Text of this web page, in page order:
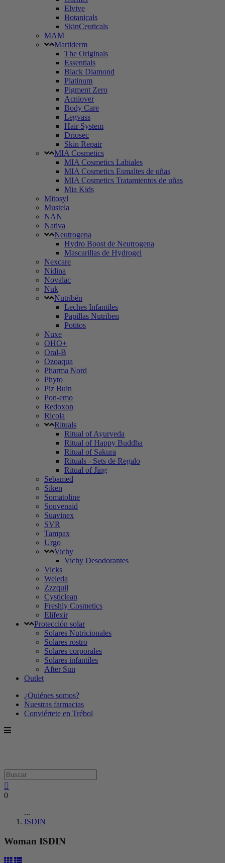
Elvive
Botanicals
SkinCeuticals
MAM
Martiderm
The Originals
Essentials
Black Diamond
Platinum
Pigment Zero
Acniover
Body Care
Legvass
Hair System
Driosec
Skin Repair
MIA Cosmetics
MIA Cosmetics Labiales
MIA Cosmetics Esmaltes de uñas
MIA Cosmetics Tratamientos de uñas
Mia Kids
Mitosyl
Mustela
NAN
Nativa
Neutrogena
Hydro Boost de Neutrogena
Mascarillas de Hydrogel
Nexcare
Nidina
Novalac
Nuk
Nutribén
Leches Infantiles
Papillas Nutriben
Potitos
Nuxe
OHO+
Oral-B
Ozoaqua
Pharma Nord
Phyto
Piz Buin
Pon-emo
Redoxon
Ricola
Rituals
Ritual of Ayurveda
Ritual of Happy Buddha
Ritual of Sakura
Rituals - Sets de Regalo
Ritual of Jing
Sebamed
Siken
Somatoline
Souvenaid
Suavinex
SVR
Tampax
Urgo
Vichy
Vichy Desodorantes
Vicks
Weleda
Zzzquil
Cysticlean
Freshly Cosmetics
Elifexir
Protección solar
Solares Nutricionales
Solares rostro
Solares corporales
Solares infantiles
After Sun
Outlet
¿Quiénes somos?
Nuestras farmacias
Conviértete en Trébol
0
...
ISDIN
Woman ISDIN